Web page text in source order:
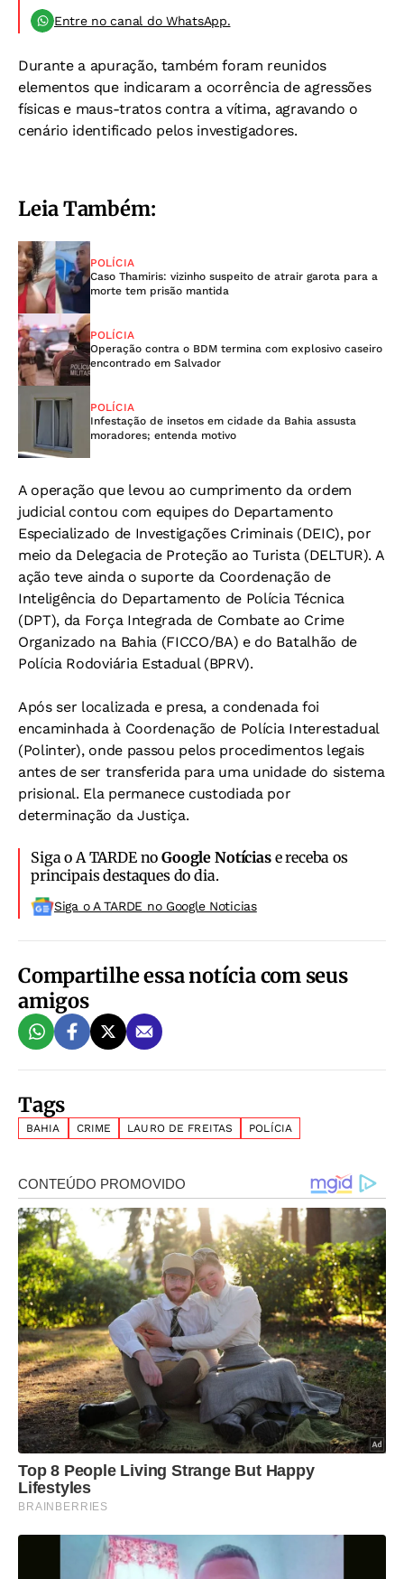
Entre no canal do WhatsApp.
Durante a apuração, também foram reunidos
elementos que indicaram a ocorrência de agressões
físicas e maus-tratos contra a vítima, agravando o
cenário identificado pelos investigadores.
Leia Também:
POLÍCIA
Caso Thamiris: vizinho suspeito de atrair garota para a
morte tem prisão mantida
POLÍCIA
Operação contra o BDM termina com explosivo caseiro
encontrado em Salvador
POLÍCIA
Infestação de insetos em cidade da Bahia assusta
moradores; entenda motivo
A operação que levou ao cumprimento da ordem
judicial contou com equipes do Departamento
Especializado de Investigações Criminais (DEIC), por
meio da Delegacia de Proteção ao Turista (DELTUR). A
ação teve ainda o suporte da Coordenação de
Inteligência do Departamento de Polícia Técnica
(DPT), da Força Integrada de Combate ao Crime
Organizado na Bahia (FICCO/BA) e do Batalhão de
Polícia Rodoviária Estadual (BPRV).
Após ser localizada e presa, a condenada foi
encaminhada à Coordenação de Polícia Interestadual
(Polinter), onde passou pelos procedimentos legais
antes de ser transferida para uma unidade do sistema
prisional. Ela permanece custodiada por
determinação da Justiça.
Siga o A TARDE noGoogle Notíciase receba os
principais destaques do dia.
Siga o A TARDE no Google Noticias
Compartilhe essa notícia com seus
amigos
Tags
BAHIA CRIME LAURO DE FREITAS POLÍCIA